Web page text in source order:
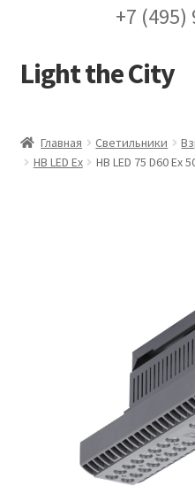
+7 (495)
Перейти
к
Перейти
к
Light the City
FAQ про кронштейны
Заказ проекта освещения
Главная Светильники
HB LED Ex
HB LED 75 D60 Ex